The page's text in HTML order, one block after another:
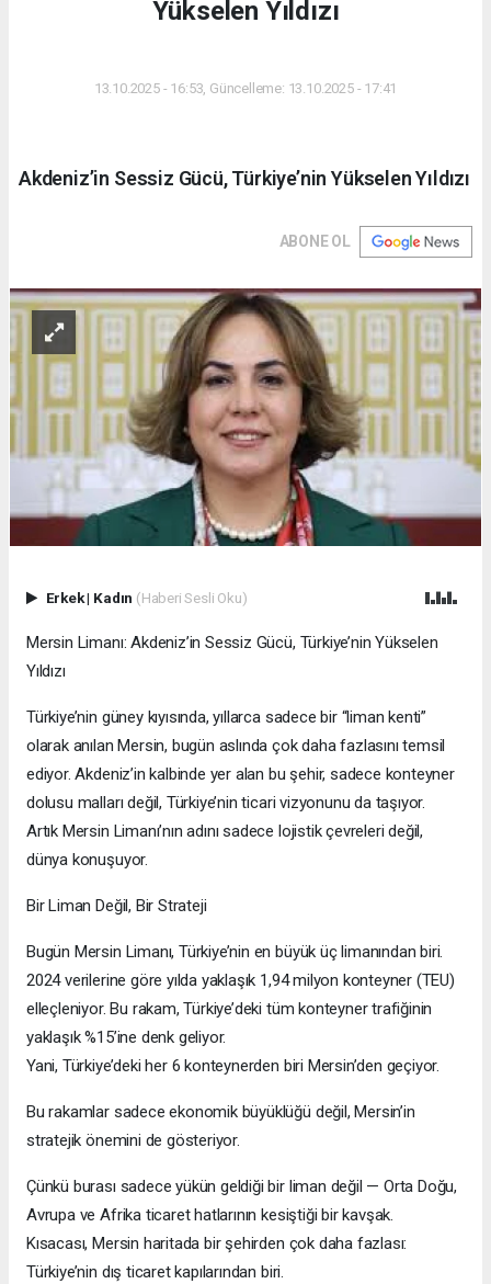
Yükselen Yıldızı
13.10.2025 - 16:53, Güncelleme: 13.10.2025 - 17:41
Akdeniz’in Sessiz Gücü, Türkiye’nin Yükselen Yıldızı
ABONE OL
Erkek| Kadın (Haberi Sesli Oku)
Mersin Limanı: Akdeniz’in Sessiz Gücü, Türkiye’nin Yükselen
Yıldızı
Türkiye’nin güney kıyısında, yıllarca sadece bir “liman kenti”
olarak anılan Mersin, bugün aslında çok daha fazlasını temsil
ediyor. Akdeniz’in kalbinde yer alan bu şehir, sadece konteyner
dolusu malları değil, Türkiye’nin ticari vizyonunu da taşıyor.
Artık Mersin Limanı’nın adını sadece lojistik çevreleri değil,
dünya konuşuyor.
Bir Liman Değil, Bir Strateji
Bugün Mersin Limanı, Türkiye’nin en büyük üç limanından biri.
2024 verilerine göre yılda yaklaşık 1,94 milyon konteyner (TEU)
elleçleniyor. Bu rakam, Türkiye’deki tüm konteyner trafiğinin
yaklaşık %15’ine denk geliyor.
Yani, Türkiye’deki her 6 konteynerden biri Mersin’den geçiyor.
Bu rakamlar sadece ekonomik büyüklüğü değil, Mersin’in
stratejik önemini de gösteriyor.
Çünkü burası sadece yükün geldiği bir liman değil — Orta Doğu,
Avrupa ve Afrika ticaret hatlarının kesiştiği bir kavşak.
Kısacası, Mersin haritada bir şehirden çok daha fazlası:
Türkiye’nin dış ticaret kapılarından biri.